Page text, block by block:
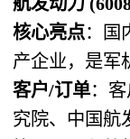
核心亮点：国
产企业，是军
客户/订单：
究院、中国航